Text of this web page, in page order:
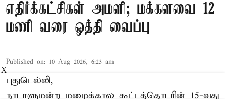
எதிர்க்கட்சிகள் அமளி; மக்களவை 12
மணி வரை ஒத்தி வைப்பு
Published on: 10 Aug 2026, 6:23 am
புதுடெல்லி,
நாடாளுமன்ற மழைக்கால கூட்டத்தொடரின் 15-வது
X